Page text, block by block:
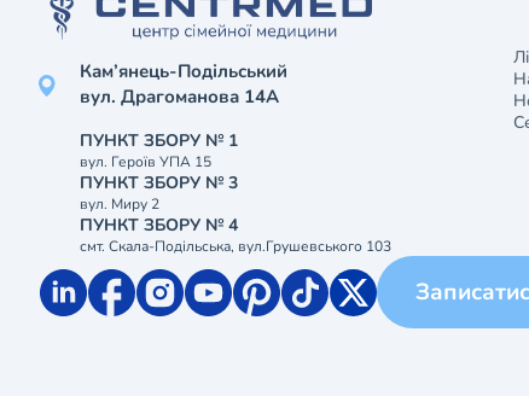
Кам’янець-Подільський
вул. Драгоманова 14А
ПУНКТ ЗБОРУ № 1
вул. Героїв УПА 15
ПУНКТ ЗБОРУ № 3
вул. Миру 2
ПУНКТ ЗБОРУ № 4
смт. Скала-Подільська, вул.Грушевського 103